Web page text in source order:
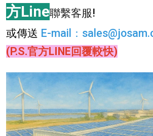
方Line聯繫客服!
或傳送 E-mail ：
(P.S.官方LINE回覆較快)